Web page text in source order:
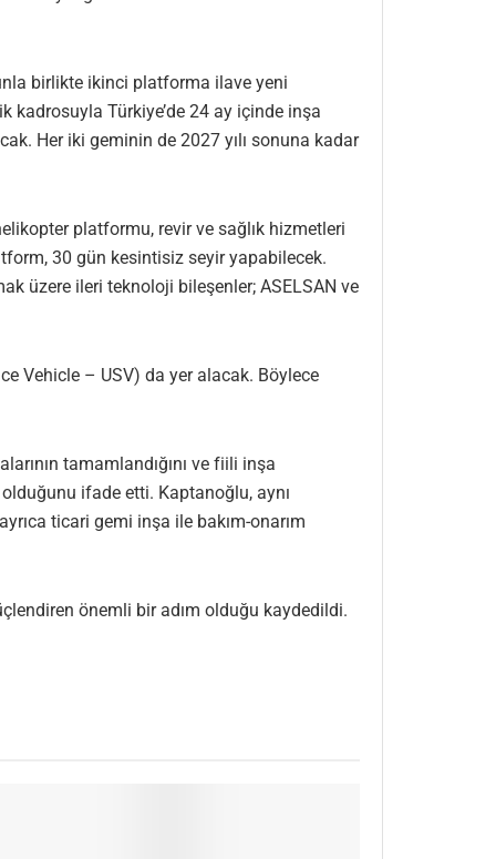
birlikte ikinci platforma ilave yeni
kadrosuyla Türkiye’de 24 ay içinde inşa
Her iki geminin de 2027 yılı sonuna kadar
platformu, revir ve sağlık hizmetleri
30 gün kesintisiz seyir yapabilecek.
üzere ileri teknoloji bileşenler; ASELSAN ve
Vehicle – USV) da yer alacak. Böylece
tamamlandığını ve fiili inşa
ifade etti. Kaptanoğlu, aynı
ticari gemi inşa ile bakım-onarım
önemli bir adım olduğu kaydedildi.